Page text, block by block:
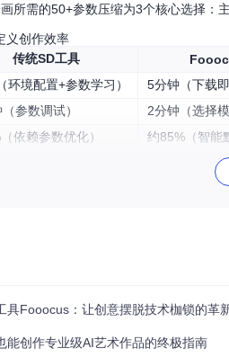
所需的50+参数压缩为3个核心选择：
义创作效率
传统SD工具
环境配置+参数学习） 5分钟（下载即
参数调试） 2分钟（选择模
依赖参数优化） 约85%（智能
4GB显存即可
业场景的落地应用
具往往难以满足特定行业的专业需求
业场景的完整工作流演示，掌握
Fooocus：让创意摆脱技术枷锁的革新性解
能创作专业级AI艺术作品的终极指南